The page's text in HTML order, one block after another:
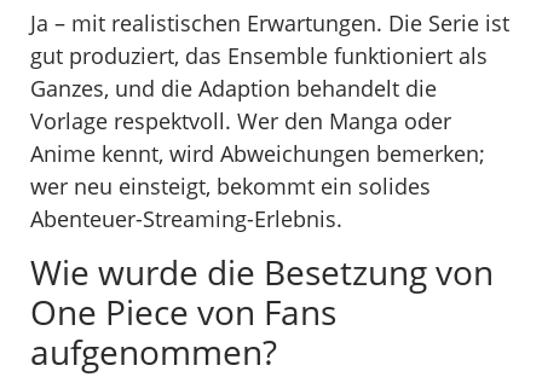
Ja – mit realistischen Erwartungen. Die Serie ist
gut produziert, das Ensemble funktioniert als
Ganzes, und die Adaption behandelt die
Vorlage respektvoll. Wer den Manga oder
Anime kennt, wird Abweichungen bemerken;
wer neu einsteigt, bekommt ein solides
Abenteuer-Streaming-Erlebnis.
Wie wurde die Besetzung von
One Piece von Fans
aufgenommen?